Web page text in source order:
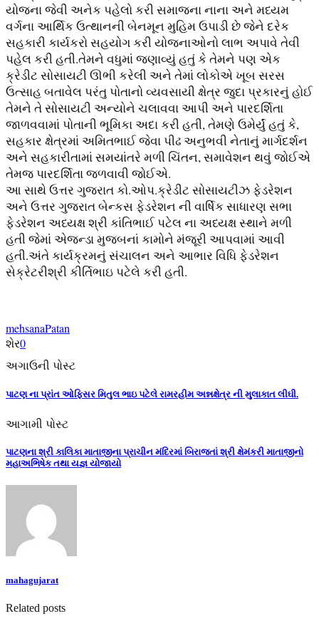
યોજના જેવી અનેક પહેલો કરી સમાજના નાના અને મધ્યમ
વર્ગના આર્થિક ઉત્થાનની બેનમૂન મુહિમ ઉપાડી છે જેને દરેક
સહકારી કાર્યકરો સહયોગ કરી યોજનાઓનો લાભ અપાવે તેવી
પહેલ કરી હતી.તેમને વધુમાં જણાવ્યું હતું કે તેમને પણ એક
ક્રેડીટ સોસાયટી ઊભી કરેલી અને તેમાં લોકોએ ખૂબ સરસ
ઉત્સાહ બતાવેલ પરંતુ પોતાનો વ્યવસાયી ક્ષેત્ર જુદા પ્રકારનું હોઈ
તેમને તે સોસાયટી અન્યોને ચલાવવા આપી અને પારદર્શિતા
જાળવવામાં પોતાની ભૂમિકા અદા કરી હતી, તેમણે ઉમેર્યું હતું કે,
સહકાર ક્ષેત્રમાં અમિતભાઈ જેવા પીઢ અનુભવી નેતાનું માર્ગદર્શન
અને સહકારીતામાં સમયાંતરે મળી ચિંતન, સમાવેશન થવું જોઈએ
તેમજ પારદર્શિતા જળવાવી જોઈએ.
આ સાથે ઉત્તર ગુજરાત કો.ઓપ.ક્રેડીટ સોસાયટીઝ ફેડરેશન
અને ઉત્તર ગુજરાત બેન્કસ ફેડરેશન ની વાર્ષિક સાધારણ સભા
ફેડરેશન અધ્યક્ષ શ્રી કાંતિભાઈ પટેલ ના અધ્યક્ષ સ્થાને મળી
હતી જેમાં એજન્ડા મુજબનાં કામોને મંજૂરી આપવામાં આવી
હતી.અંતે કાર્યક્રમનું સંચાલન અને આભાર વિધિ ફેડરેશન
સેક્રેટરીશ્રી કીર્તિભાઇ પટેલે કરી હતી.
mehsanaPatan
શેર0
અગાઉની પોસ્ટ
પાટણ ના પ્રાંત ઓફિસર મિતુલ ભાઇ પટેલે રામરહીમ અન્નક્ષેત્ર ની મુલાકાત લીઘી.
આગામી પોસ્ટ
પાટણના શ્રી કાલિકા માતાજીના પ્રાચીન મંદિરમાં બિરાજતાં શ્રી ક્ષેમંકરી માતાજીનો
મહાઅભિષેક તથા યજ્ઞ યોજાયો
mahagujarat
Related posts